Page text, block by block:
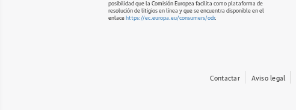
posibilidad que la Comisión Europea facilita como plataforma de
resolución de litigios en línea y que se encuentra disponible en el
enlace https://ec.europa.eu/consumers/odr.
Contactar Aviso legal